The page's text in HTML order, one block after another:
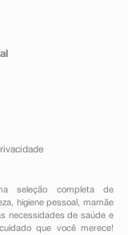
seleção completa de
, higiene pessoal ,mamãe
necessidades de saúde e
que você merece!